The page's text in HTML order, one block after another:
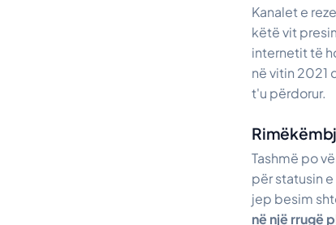
Kanalet e
këtë vit
internetit të
në vitin 2021
t'u përdorur.
Tashmë po
për statusin
jep besim
në një rrugë